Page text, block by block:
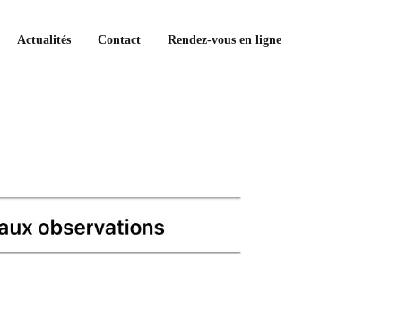
Actualités Contact Rendez-vous en ligne